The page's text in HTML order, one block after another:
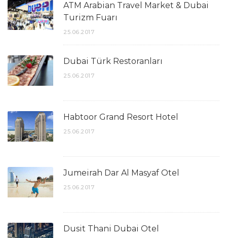
ATM Arabian Travel Market & Dubai
Turizm Fuarı
25.06.2017
Dubai Türk Restoranları
25.06.2017
Habtoor Grand Resort Hotel
25.06.2017
Jumeirah Dar Al Masyaf Otel
25.06.2017
Dusit Thani Dubai Otel